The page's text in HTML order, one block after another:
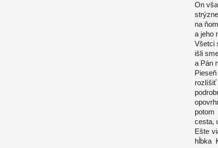
On
na
a jeho
Všetci
išli
a Pán
cesta,
Ešte
hĺbka